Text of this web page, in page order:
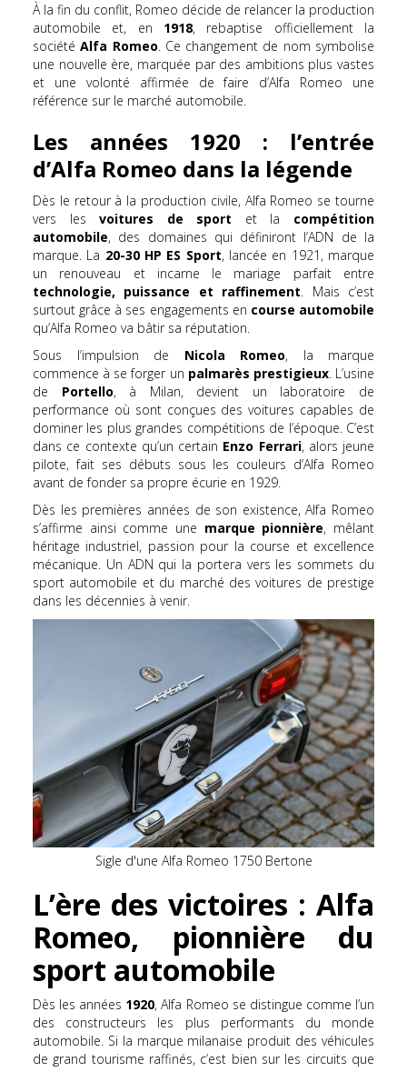
À la fin du conflit, Romeo décide de relancer la production
automobile et, en 1918, rebaptise officiellement la
sociétéAlfa Romeo. Ce changement de nom symbolise
une nouvelle ère, marquée par des ambitions plus vastes
et une volonté affirmée de faire d’Alfa Romeo une
référence sur le marché automobile.
Les années 1920 : l’entrée
d’Alfa Romeo dans la légende
Dès le retour à la production civile, Alfa Romeo se tourne
vers lesvoitures de sport et la compétition
automobile, des domaines qui définiront l’ADN de la
marque. La 20-30 HP ES Sport, lancée en 1921, marque
un renouveau et incarne le mariage parfait entre
technologie, puissance et raffinement. Mais c’est
surtout grâce à ses engagements en course automobile
qu’Alfa Romeo va bâtir sa réputation.
Sous l’impulsion de Nicola Romeo, la marque
commence à se forger un palmarès prestigieux. L’usine
de Portello, à Milan, devient un laboratoire de
performance où sont conçues des voitures capables de
dominer les plus grandes compétitions de l’époque. C’est
dans ce contexte qu’un certain Enzo Ferrari, alors jeune
pilote, fait ses débuts sous les couleurs d’Alfa Romeo
avant de fonder sa propre écurie en 1929.
Dès les premières années de son existence, Alfa Romeo
s’affirme ainsi comme une marque pionnière, mêlant
héritage industriel, passion pour la course et excellence
mécanique. Un ADN qui la portera vers les sommets du
sport automobile et du marché des voitures de prestige
dans les décennies à venir.
Sigle d'une Alfa Romeo 1750 Bertone
L’ère des victoires : Alfa
Romeo, pionnière du
sport automobile
Dès les années 1920, Alfa Romeo se distingue comme l’un
des constructeurs les plus performants du monde
automobile. Si la marque milanaise produit des véhicules
de grand tourisme raffinés, c’est bien sur les circuits que